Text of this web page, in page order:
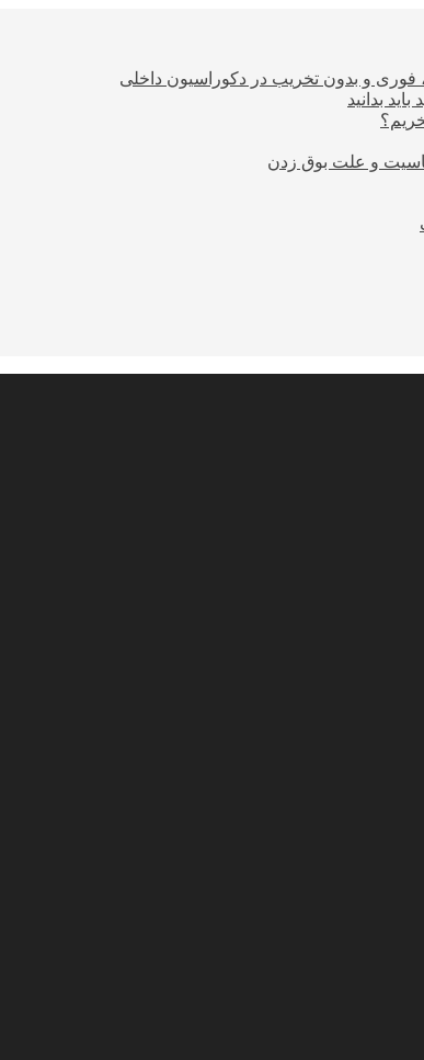
فوری و بدون تخریب در دکوراسیون داخلی
بدانید
و علت بوق زدن